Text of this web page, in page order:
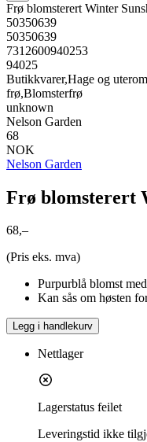
Frø blomsterert Winter
50350639
50350639
7312600940253
94025
Butikkvarer,Hage og
frø,Blomsterfrø
unknown
Nelson Garden
68
NOK
Nelson Garden
Frø blomsterert
68,–
(Pris eks. mva)
Purpurblå blomst
Kan sås om høsten
Legg i handlekurv
Nettlager
Lagerstatus feilet
Leveringstid ikke